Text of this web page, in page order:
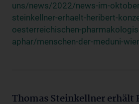
uns/news/2022/news-im-
steinkellner-erhaelt-heribert-
oesterreichischen-
aphar/menschen-der-meduni-
Thomas Steinkellner